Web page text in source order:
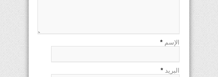
الإسم *
البريد *